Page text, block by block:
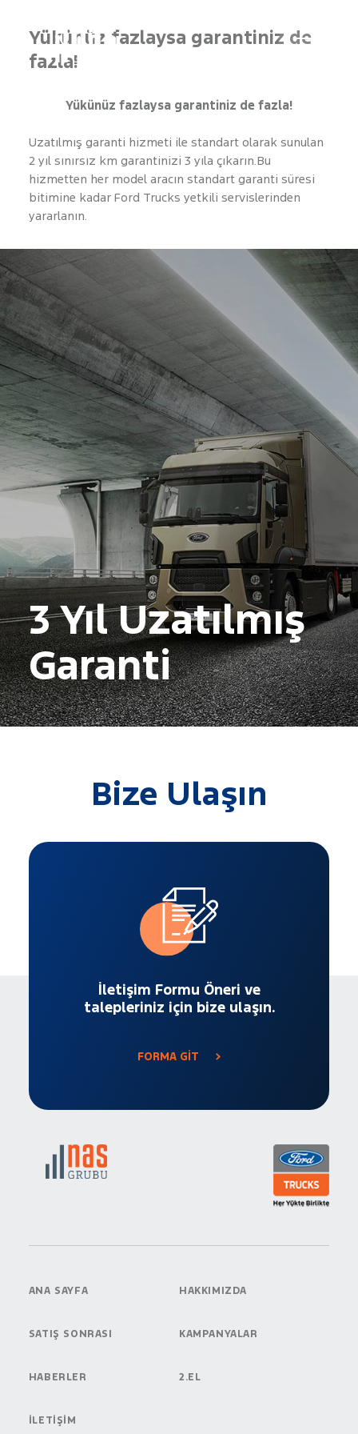
Yükünüz fazlaysa garantiniz de
fazla!
Yükünüz fazlaysa garantiniz de fazla!
Uzatılmış garanti hizmeti ile standart olarak sunulan
2 yıl sınırsız km garantinizi 3 yıla çıkarın.Bu
hizmetten her model aracın standart garanti süresi
bitimine kadar Ford Trucks yetkili servislerinden
yararlanın.
3 Yıl Uzatılmış
Garanti
Bize Ulaşın
İletişim Formu Öneri ve
talepleriniz için bize ulaşın.
FORMA GİT
ANA SAYFA HAKKIMIZDA
SATIŞ SONRASI KAMPANYALAR
HABERLER 2.EL
İLETİŞİM